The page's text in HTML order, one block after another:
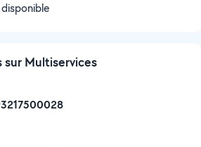
sur Multiservices